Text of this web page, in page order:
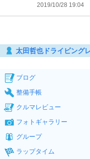
2019/10/28 19:04
太田哲也ドライビング
ブログ
整備手帳
クルマレビュー
フォトギャラリー
グループ
ラップタイム